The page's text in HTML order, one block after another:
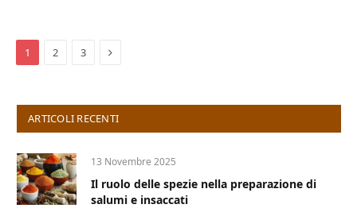
1 2 3 Next
ARTICOLI RECENTI
13 Novembre 2025
Il ruolo delle spezie nella preparazione di
salumi e insaccati